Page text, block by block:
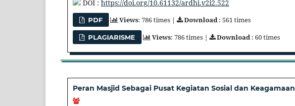
DOI : https://doi.org/10.61132/ardhi.v2i2.522
PDF Views: 786 times | Download: 561 times
PLAGIARISME Views: 786 times | Download: 60 times
Peran Masjid Sebagai Pusat Kegiatan Sosial dan Keagamaan